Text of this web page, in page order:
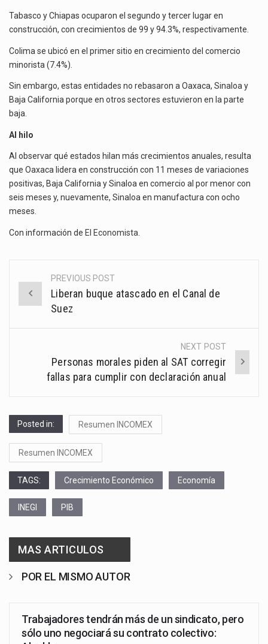
Tabasco y Chiapas ocuparon el segundo y tercer lugar en
construcción, con crecimientos de 99 y 94.3%, respectivamente.
Colima se ubicó en el primer sitio en crecimiento del comercio
minorista (7.4%).
Sin embargo, estas entidades no rebasaron a Oaxaca, Sinaloa y
Baja California porque en otros sectores estuvieron en la parte
baja.
Al hilo
Al observar qué estados hilan más crecimientos anuales, resulta
que Oaxaca lidera en construcción con 11 meses de variaciones
positivas, Baja California y Sinaloa en comercio al por menor con
seis meses y, nuevamente, Sinaloa en manufactura con ocho
meses.
Con información de El Economista
Post
navigation
PREVIOUS POST
Liberan buque atascado en el Canal de
Suez
NEXT POST
Personas morales piden al SAT corregir
fallas para cumplir con declaración anual
Posted in: Resumen INCOMEX
Resumen INCOMEX
TAGS: Crecimiento Económico Economía
INEGI PIB
MAS ARTICULOS
POR EL MISMO AUTOR
Trabajadores tendrán más de un sindicato, pero
sólo uno negociará su contrato colectivo: